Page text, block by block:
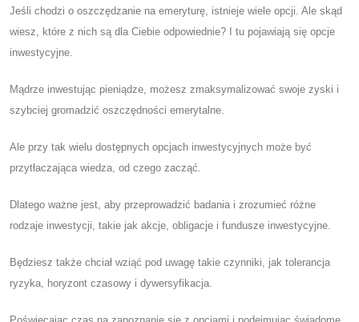
Jeśli chodzi o oszczędzanie na emeryturę, istnieje wiele opcji. Ale skąd
wiesz, które z nich są dla Ciebie odpowiednie? I tu pojawiają się opcje
inwestycyjne.
Mądrze inwestując pieniądze, możesz zmaksymalizować swoje zyski i
szybciej gromadzić oszczędności emerytalne.
Ale przy tak wielu dostępnych opcjach inwestycyjnych może być
przytłaczająca wiedza, od czego zacząć.
Dlatego ważne jest, aby przeprowadzić badania i zrozumieć różne
rodzaje inwestycji, takie jak akcje, obligacje i fundusze inwestycyjne.
Będziesz także chciał wziąć pod uwagę takie czynniki, jak tolerancja
ryzyka, horyzont czasowy i dywersyfikacja.